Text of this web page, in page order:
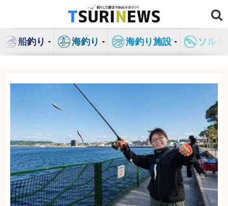
ン
船釣り 海釣り 海釣り施設 ソル